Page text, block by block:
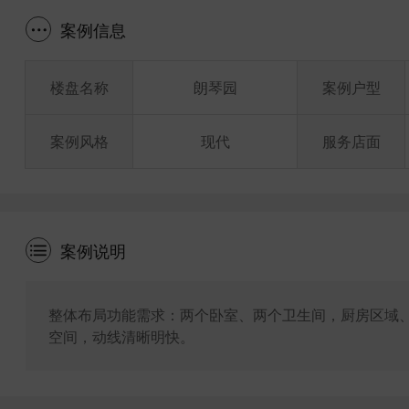
案例信息
楼盘名称
案例风格
朗琴园
现代
案例户型
服务店面
案例说明
整体布局功能需求：两个卧室、两个卫生间，厨房区
空间，动线清晰明快。